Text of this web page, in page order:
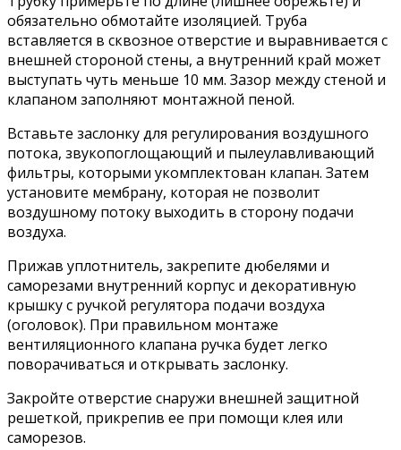
обязательно обмотайте изоляцией. Труба
вставляется в сквозное отверстие и выравнивается с
внешней стороной стены, а внутренний край может
выступать чуть меньше 10 мм. Зазор между стеной и
клапаном заполняют монтажной пеной.
Вставьте заслонку для регулирования воздушного
потока, звукопоглощающий и пылеулавливающий
фильтры, которыми укомплектован клапан. Затем
установите мембрану, которая не позволит
воздушному потоку выходить в сторону подачи
воздуха.
Прижав уплотнитель, закрепите дюбелями и
саморезами внутренний корпус и декоративную
крышку с ручкой регулятора подачи воздуха
(оголовок). При правильном монтаже
вентиляционного клапана ручка будет легко
поворачиваться и открывать заслонку.
Закройте отверстие снаружи внешней защитной
решеткой, прикрепив ее при помощи клея или
саморезов.